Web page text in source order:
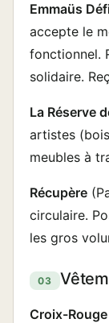
Emmaüs
accepte le
fonctionnel.
solidaire.
La Réserve
artistes
meubles à
Récupère
circulaire.
les gros
03
Croix-